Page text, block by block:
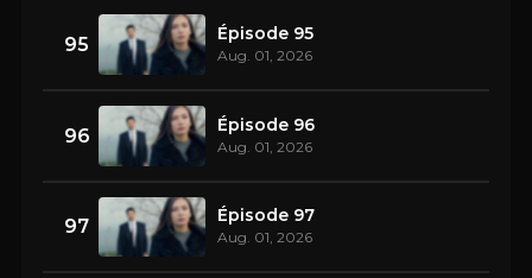
95 Épisode 95
Aug. 01, 2026
96 Épisode 96
Aug. 01, 2026
97 Épisode 97
Aug. 01, 2026